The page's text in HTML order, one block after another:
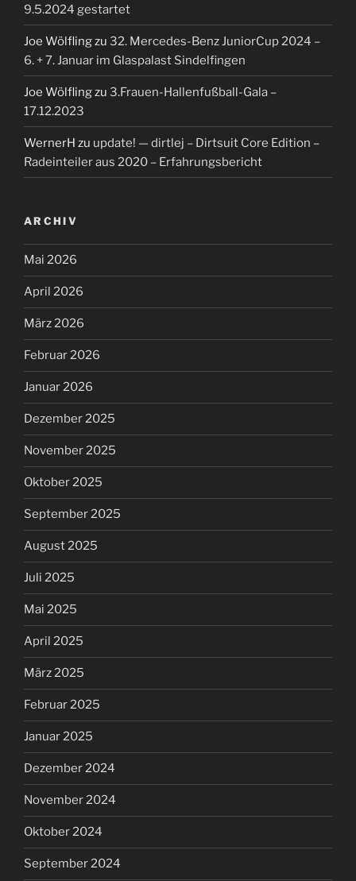
9.5.2024 gestartet
Joe Wölflingzu 32. Mercedes-Benz JuniorCup 2024 –
6. + 7. Januar im Glaspalast Sindelfingen
Joe Wölflingzu 3.Frauen-Hallenfußball-Gala –
17.12.2023
WernerH zu update! — dirtlej – Dirtsuit Core Edition –
Radeinteiler aus 2020 – Erfahrungsbericht
ARCHIV
Mai 2026
April 2026
März 2026
Februar 2026
Januar 2026
Dezember 2025
November 2025
Oktober 2025
September 2025
August 2025
Juli 2025
Mai 2025
April 2025
März 2025
Februar 2025
Januar 2025
Dezember 2024
November 2024
Oktober 2024
September 2024